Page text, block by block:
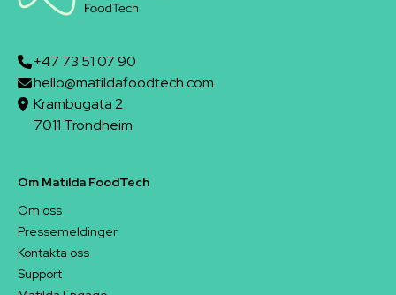
+47 73 51 07 90
hello@matildafoodtech.com
Krambugata 2
7011 Trondheim
Om Matilda FoodTech
Om oss
Pressemeldinger
Kontakta oss
Support